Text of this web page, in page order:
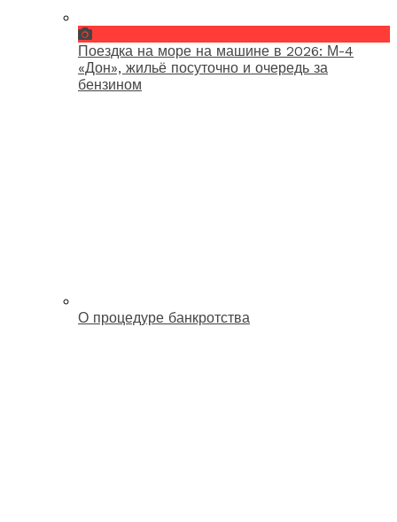
Поездка на море на машине в 2026: М-4
«Дон», жильё посуточно и очередь за
бензином
О процедуре банкротства